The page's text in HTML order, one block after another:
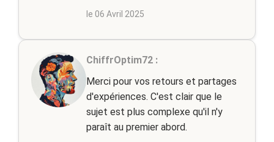
le 06 Avril 2025
ChiffrOptim72 :
Merci pour vos retours et partages
d'expériences. C'est clair que le
sujet est plus complexe qu'il n'y
paraît au premier abord.